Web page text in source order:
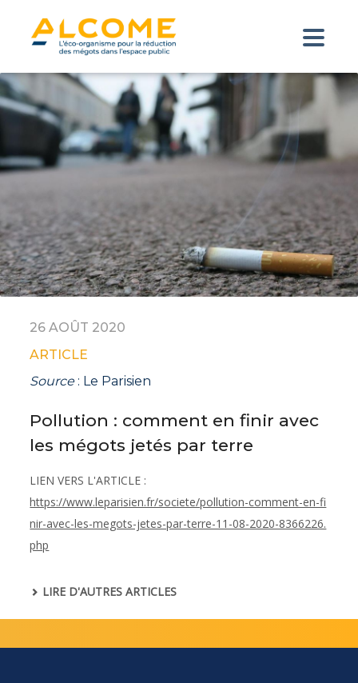
Pollution : comment en finir avec
les mégots jetés par terre
26 AOÛT 2020
ARTICLE
Source: Le Parisien
LIEN VERS L'ARTICLE :
https://www.leparisien.fr/societe/pollution-comment-en-fi
nir-avec-les-megots-jetes-par-terre-11-08-2020-8366226.
php
LIRE D'AUTRES ARTICLES